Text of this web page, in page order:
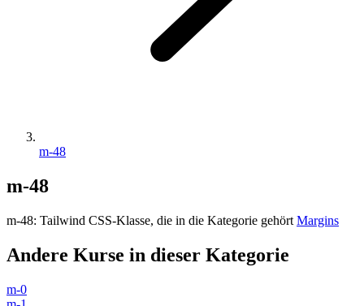
m-48
m-48
m-48: Tailwind CSS-Klasse, die in die Kategorie gehört Margins
Andere Kurse in dieser Kategorie
m-0